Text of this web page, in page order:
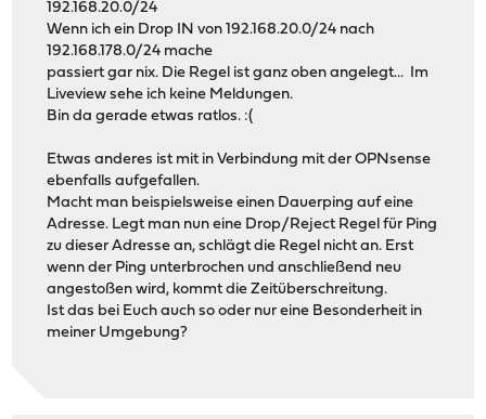
192.168.20.0/24
Wenn ich ein Drop IN von 192.168.20.0/24 nach
192.168.178.0/24 mache
passiert gar nix. Die Regel ist ganz oben angelegt... Im
Liveview sehe ich keine Meldungen.
Bin da gerade etwas ratlos. :(
Etwas anderes ist mit in Verbindung mit der OPNsense
ebenfalls aufgefallen.
Macht man beispielsweise einen Dauerping auf eine
Adresse. Legt man nun eine Drop/Reject Regel für Ping
zu dieser Adresse an, schlägt die Regel nicht an. Erst
wenn der Ping unterbrochen und anschließend neu
angestoßen wird, kommt die Zeitüberschreitung.
Ist das bei Euch auch so oder nur eine Besonderheit in
meiner Umgebung?